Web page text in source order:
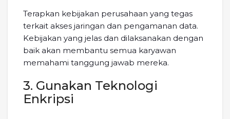
Terapkan kebijakan perusahaan yang tegas
terkait akses jaringan dan pengamanan data.
Kebijakan yang jelas dan dilaksanakan dengan
baik akan membantu semua karyawan
memahami tanggung jawab mereka.
3. Gunakan Teknologi
Enkripsi